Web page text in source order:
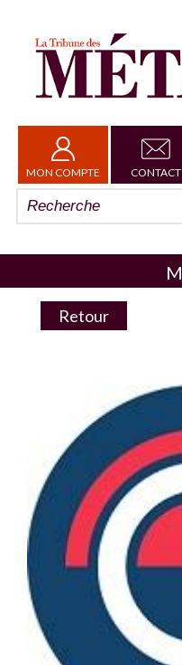
MON COMPTE CONTACT
Retour